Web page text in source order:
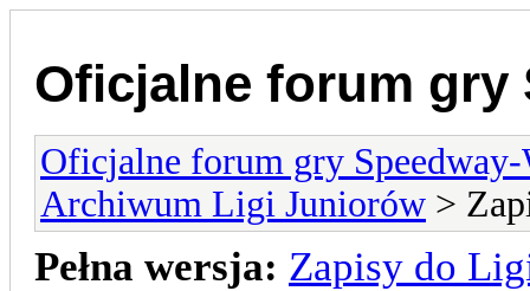
Oficjalne forum gry
Oficjalne forum gry
Archiwum Ligi Juniorów >
Pełna wersja: Zapisy do